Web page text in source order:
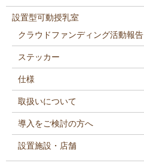
設置型可動授乳室
クラウドファンディング活動報告
ステッカー
仕様
取扱いについて
導入をご検討の方へ
設置施設・店舗